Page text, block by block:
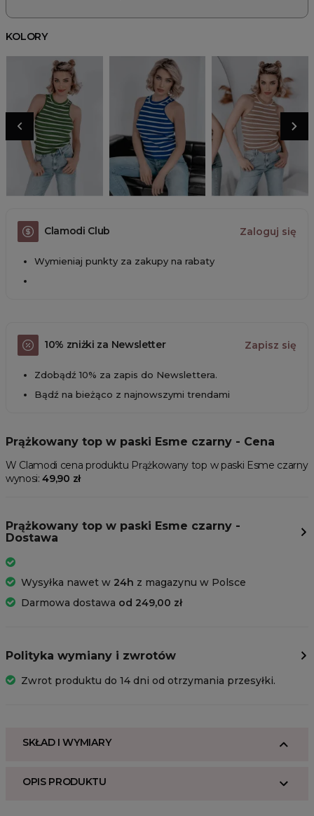
KOLORY
Clamodi Club Zaloguj się
Wymieniaj punkty za zakupy na rabaty
10% zniżki za Newsletter Zapisz się
Zdobądź 10% za zapis do Newslettera.
Bądź na bieżąco z najnowszymi trendami
Prążkowany top w paski Esme czarny - Cena
W Clamodi cena produktu Prążkowany top w paski Esme czarny
wynosi:49,90 zł
Prążkowany top w paski Esme czarny -
Dostawa
Wysyłka nawet w 24h z magazynu w Polsce
Darmowa dostawa od 249,00 zł
Polityka wymiany i zwrotów
Zwrot produktu do 14 dni od otrzymania przesyłki.
SKŁAD I WYMIARY
OPIS PRODUKTU